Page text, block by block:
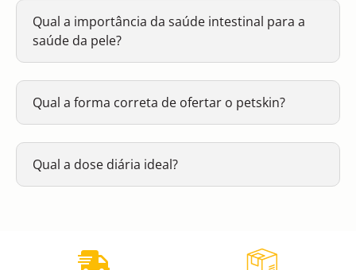
Qual a importância da saúde intestinal para a
saúde da pele?
Qual a forma correta de ofertar o petskin?
Qual a dose diária ideal?